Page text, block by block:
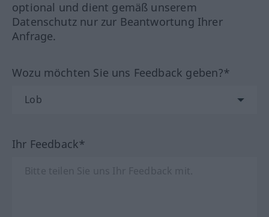
optional und dient gemäß unserem
Datenschutz nur zur Beantwortung Ihrer
Anfrage.
Wozu möchten Sie uns Feedback geben?*
Ihr Feedback*